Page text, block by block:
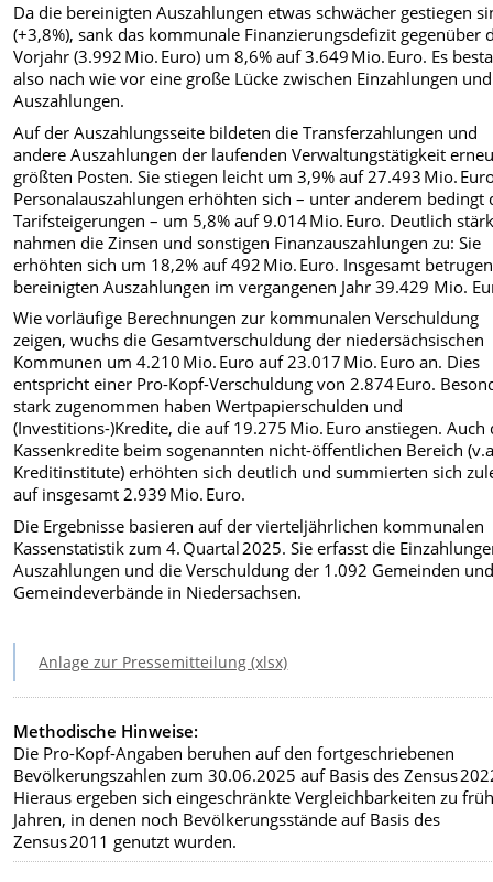
Da die bereinigten Auszahlungen etwas schwächer gestiegen
(+3,8%), sank das kommunale Finanzierungsdefizit gegenüber
Vorjahr (3.992 Mio. Euro) um 8,6% auf 3.649 Mio. Euro. Es
also nach wie vor eine große Lücke zwischen Einzahlungen und
Auszahlungen.
Auf der Auszahlungsseite bildeten die Transferzahlungen und
andere Auszahlungen der laufenden Verwaltungstätigkeit
größten Posten. Sie stiegen leicht um 3,9% auf 27.493 Mio.
Personalauszahlungen erhöhten sich – unter anderem bedingt
Tarifsteigerungen – um 5,8% auf 9.014 Mio. Euro. Deutlich
nahmen die Zinsen und sonstigen Finanzauszahlungen zu: Sie
erhöhten sich um 18,2% auf 492 Mio. Euro. Insgesamt
bereinigten Auszahlungen im vergangenen Jahr 39.429 Mio.
Wie vorläufige Berechnungen zur kommunalen Verschuldung
zeigen, wuchs die Gesamtverschuldung der niedersächsischen
Kommunen um 4.210 Mio. Euro auf 23.017 Mio. Euro an. Dies
entspricht einer Pro-Kopf-Verschuldung von 2.874 Euro.
stark zugenommen haben Wertpapierschulden und
(Investitions-)Kredite, die auf 19.275 Mio. Euro anstiegen. Auch
Kassenkredite beim sogenannten nicht-öffentlichen Bereich
Kreditinstitute) erhöhten sich deutlich und summierten sich
auf insgesamt 2.939 Mio. Euro.
Die Ergebnisse basieren auf der vierteljährlichen kommunalen
Kassenstatistik zum 4. Quartal 2025. Sie erfasst die
Auszahlungen und die Verschuldung der 1.092 Gemeinden
Gemeindeverbände in Niedersachsen.
Anlage zur Pressemitteilung (xlsx)
Methodische Hinweise:
Die Pro-Kopf-Angaben beruhen auf den fortgeschriebenen
Bevölkerungszahlen zum 30.06.2025 auf Basis des Zensus
Hieraus ergeben sich eingeschränkte Vergleichbarkeiten zu
Jahren, in denen noch Bevölkerungsstände auf Basis des
Zensus 2011 genutzt wurden.